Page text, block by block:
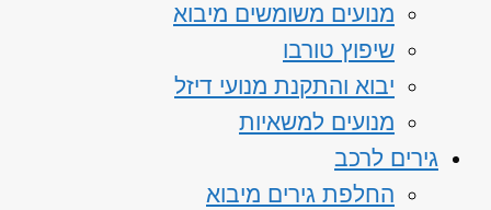
מנועים משומשים מיבוא
שיפוץ טורבו
יבוא והתקנת מנועי דיזל
מנועים למשאיות
גירים לרכב
החלפת גירים מיבוא